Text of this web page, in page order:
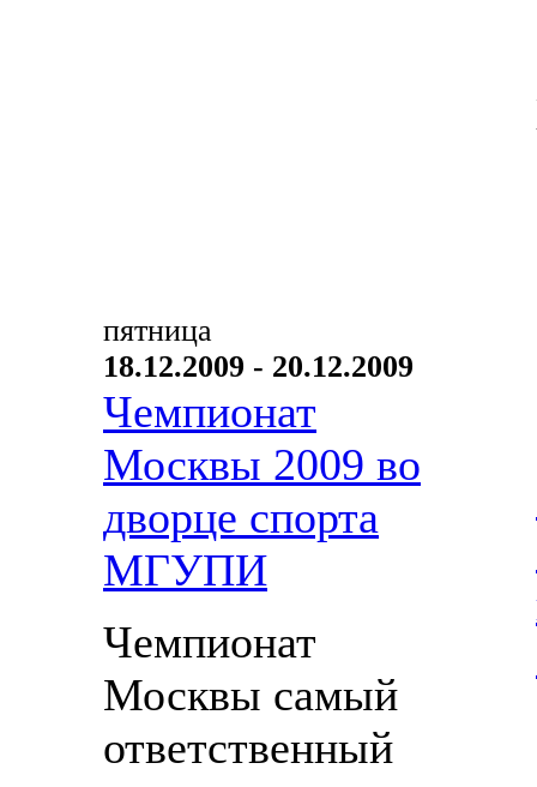
пятница
18.12.2009 - 20.12.2009
Чемпионат
Москвы 2009 во
дворце спорта
МГУПИ
Чемпионат
Москвы самый
ответственный